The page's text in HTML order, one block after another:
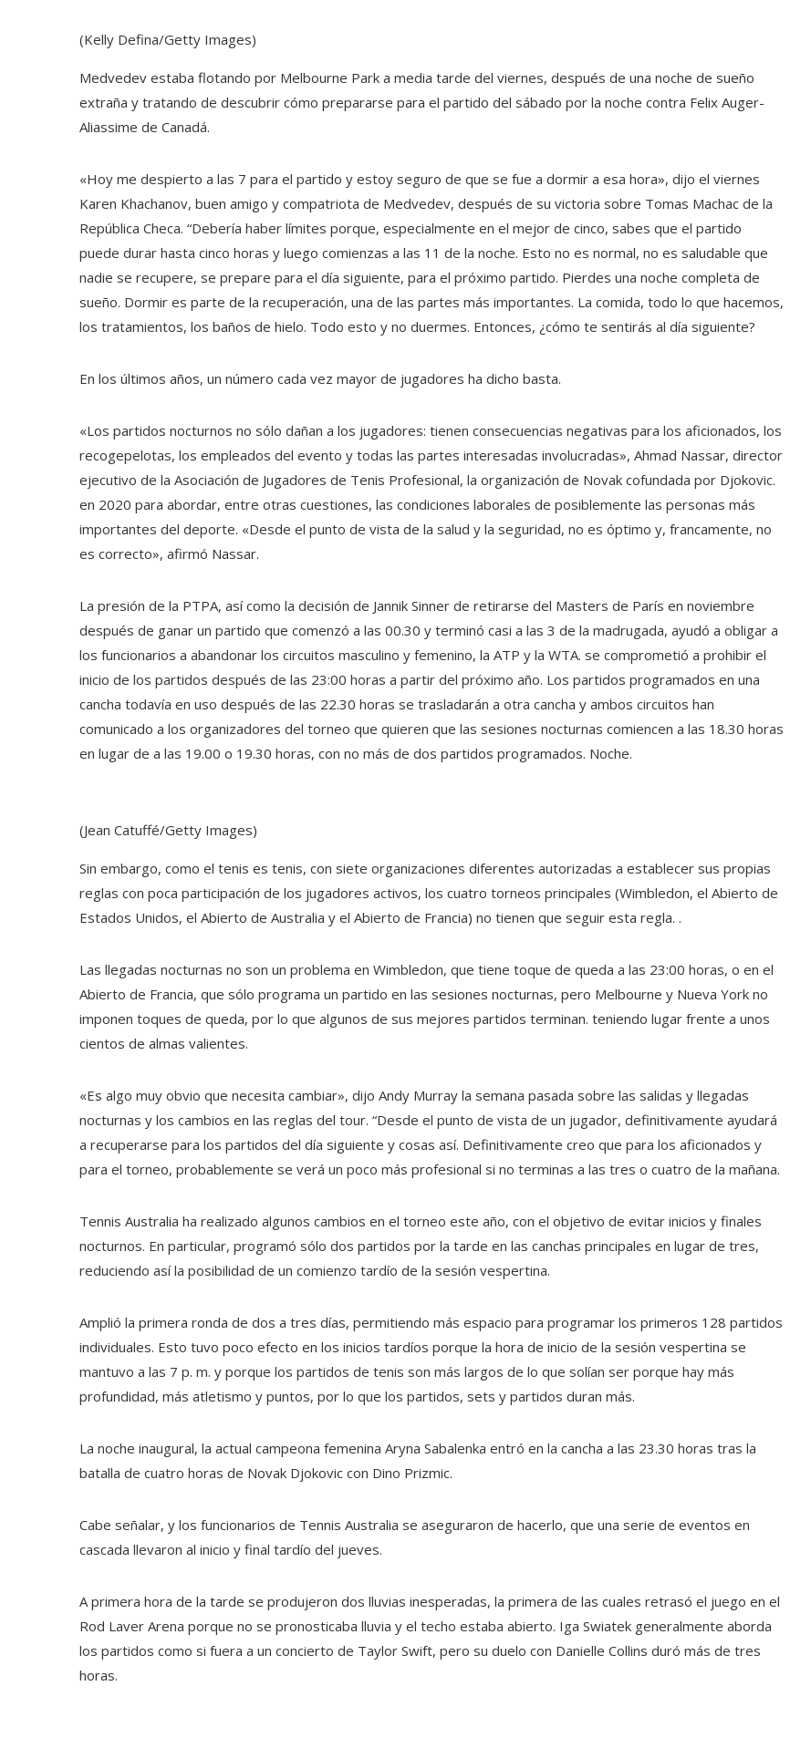
(Kelly Defina/Getty Images)
Medvedev estaba flotando por Melbourne Park a media tarde del viernes, después de una noche de sueño
extraña y tratando de descubrir cómo prepararse para el partido del sábado por la noche contra Felix Auger-
Aliassime de Canadá.
«Hoy me despierto a las 7 para el partido y estoy seguro de que se fue a dormir a esa hora», dijo el viernes
Karen Khachanov, buen amigo y compatriota de Medvedev, después de su victoria sobre Tomas Machac de la
República Checa. “Debería haber límites porque, especialmente en el mejor de cinco, sabes que el partido
puede durar hasta cinco horas y luego comienzas a las 11 de la noche. Esto no es normal, no es saludable que
nadie se recupere, se prepare para el día siguiente, para el próximo partido. Pierdes una noche completa de
sueño. Dormir es parte de la recuperación, una de las partes más importantes. La comida, todo lo que hacemos,
los tratamientos, los baños de hielo. Todo esto y no duermes. Entonces, ¿cómo te sentirás al día siguiente?
En los últimos años, un número cada vez mayor de jugadores ha dicho basta.
«Los partidos nocturnos no sólo dañan a los jugadores: tienen consecuencias negativas para los aficionados, los
recogepelotas, los empleados del evento y todas las partes interesadas involucradas», Ahmad Nassar, director
ejecutivo de la Asociación de Jugadores de Tenis Profesional, la organización de Novak cofundada por Djokovic.
en 2020 para abordar, entre otras cuestiones, las condiciones laborales de posiblemente las personas más
importantes del deporte. «Desde el punto de vista de la salud y la seguridad, no es óptimo y, francamente, no
es correcto», afirmó Nassar.
La presión de la PTPA, así como la decisión de Jannik Sinner de retirarse del Masters de París en noviembre
después de ganar un partido que comenzó a las 00.30 y terminó casi a las 3 de la madrugada, ayudó a obligar a
los funcionarios a abandonar los circuitos masculino y femenino, la ATP y la WTA. se comprometió a prohibir el
inicio de los partidos después de las 23:00 horas a partir del próximo año. Los partidos programados en una
cancha todavía en uso después de las 22.30 horas se trasladarán a otra cancha y ambos circuitos han
comunicado a los organizadores del torneo que quieren que las sesiones nocturnas comiencen a las 18.30 horas
en lugar de a las 19.00 o 19.30 horas, con no más de dos partidos programados. Noche.
(Jean Catuffé/Getty Images)
Sin embargo, como el tenis es tenis, con siete organizaciones diferentes autorizadas a establecer sus propias
reglas con poca participación de los jugadores activos, los cuatro torneos principales (Wimbledon, el Abierto de
Estados Unidos, el Abierto de Australia y el Abierto de Francia) no tienen que seguir esta regla. .
Las llegadas nocturnas no son un problema en Wimbledon, que tiene toque de queda a las 23:00 horas, o en el
Abierto de Francia, que sólo programa un partido en las sesiones nocturnas, pero Melbourne y Nueva York no
imponen toques de queda, por lo que algunos de sus mejores partidos terminan. teniendo lugar frente a unos
cientos de almas valientes.
«Es algo muy obvio que necesita cambiar», dijo Andy Murray la semana pasada sobre las salidas y llegadas
nocturnas y los cambios en las reglas del tour. “Desde el punto de vista de un jugador, definitivamente ayudará
a recuperarse para los partidos del día siguiente y cosas así. Definitivamente creo que para los aficionados y
para el torneo, probablemente se verá un poco más profesional si no terminas a las tres o cuatro de la mañana.
Tennis Australia ha realizado algunos cambios en el torneo este año, con el objetivo de evitar inicios y finales
nocturnos. En particular, programó sólo dos partidos por la tarde en las canchas principales en lugar de tres,
reduciendo así la posibilidad de un comienzo tardío de la sesión vespertina.
Amplió la primera ronda de dos a tres días, permitiendo más espacio para programar los primeros 128 partidos
individuales. Esto tuvo poco efecto en los inicios tardíos porque la hora de inicio de la sesión vespertina se
mantuvo a las 7 p. m. y porque los partidos de tenis son más largos de lo que solían ser porque hay más
profundidad, más atletismo y puntos, por lo que los partidos, sets y partidos duran más.
La noche inaugural, la actual campeona femenina Aryna Sabalenka entró en la cancha a las 23.30 horas tras la
batalla de cuatro horas de Novak Djokovic con Dino Prizmic.
Cabe señalar, y los funcionarios de Tennis Australia se aseguraron de hacerlo, que una serie de eventos en
cascada llevaron al inicio y final tardío del jueves.
A primera hora de la tarde se produjeron dos lluvias inesperadas, la primera de las cuales retrasó el juego en el
Rod Laver Arena porque no se pronosticaba lluvia y el techo estaba abierto. Iga Swiatek generalmente aborda
los partidos como si fuera a un concierto de Taylor Swift, pero su duelo con Danielle Collins duró más de tres
horas.